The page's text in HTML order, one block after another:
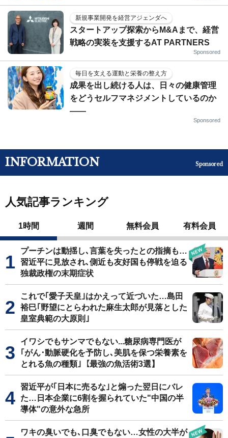
新規事業開発を経営アジェンダへ
スタートアップ探索からM&Aまで、経営
戦略の実装を支援するAT PARTNERS
Sponsored
毎日を支える運動と栄養の整え方
成果を出し続ける人は、日々の健康管理
をどうセルフマネジメントしているのか
——
Sponsored
INFORMATION Sponsored
人気記事ランキング
1時間 週間 無料会員 有料会員
プーチンは動揺し､言葉を失ったとの指摘も…
習近平に見放され､側近も友好国も停戦を迫る
独裁政権の末期症状
これで｢愛子天皇｣はかえって近づいた…島田
裕巳｢野望にとらわれた麻生太郎が見落とした
皇室典範の大原則｣
イワシでもサンマでもない...糖尿病専門医が
｢がん･動脈硬化を予防し､美肌を保つ栄養素を
とれる魚の種類｣【最強の魚活術3選】
習近平が｢日本に売るな｣と煽った翌日にバレ
た…日本企業に6割を握られていた"中国の半
導体"の意外な急所
ワキの臭いでも､口臭でもない…女性の大半が